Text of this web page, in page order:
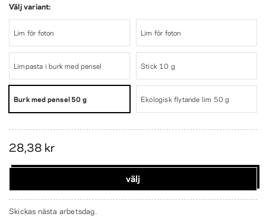
Välj variant:
Lim för foton Lim för foton
Limpasta i burk med pensel Stick 10 g
Burk med pensel 50 g Ekologisk flytande lim 50 g
28,38 kr
välj
Skickas nästa arbetsdag.